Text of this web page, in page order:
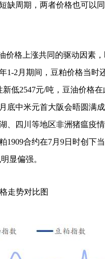
缺周期，两者价格也可以
格上涨共同的驱动因素，
1-2月期间，豆粕价格当时
低2547元/吨，豆油价格
底中米元首大阪会晤圆满
、四川等地区非洲猪瘟疫
1909合约在7月9日时创下
显偏强。
走势对比图